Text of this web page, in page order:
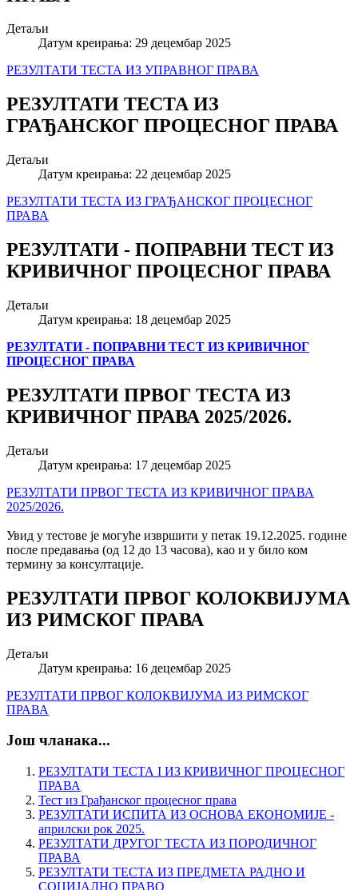
Детаљи
Датум креирања: 29 децембар 2025
РЕЗУЛТАТИ ТЕСТА ИЗ УПРАВНОГ ПРАВА
РЕЗУЛТАТИ ТЕСТА ИЗ
ГРАЂАНСКОГ ПРОЦЕСНОГ ПРАВА
Детаљи
Датум креирања: 22 децембар 2025
РЕЗУЛТАТИ ТЕСТА ИЗ ГРАЂАНСКОГ ПРОЦЕСНОГ
ПРАВА
РЕЗУЛТАТИ - ПОПРАВНИ ТЕСТ ИЗ
КРИВИЧНОГ ПРОЦЕСНОГ ПРАВА
Детаљи
Датум креирања: 18 децембар 2025
РЕЗУЛТАТИ - ПОПРАВНИ ТЕСТ ИЗ КРИВИЧНОГ
ПРОЦЕСНОГ ПРАВА
РЕЗУЛТАТИ ПРВОГ ТЕСТА ИЗ
КРИВИЧНОГ ПРАВА 2025/2026.
Детаљи
Датум креирања: 17 децембар 2025
РЕЗУЛТАТИ ПРВОГ ТЕСТА ИЗ КРИВИЧНОГ ПРАВА
2025/2026.
Увид у тестове је могуће извршити у петак 19.12.2025. године
после предавања (од 12 до 13 часова), као и у било ком
термину за консултације.
РЕЗУЛТАТИ ПРВОГ КОЛОКВИЈУМА
ИЗ РИМСКОГ ПРАВА
Детаљи
Датум креирања: 16 децембар 2025
РЕЗУЛТАТИ ПРВОГ КОЛОКВИЈУМА ИЗ РИМСКОГ
ПРАВА
Још чланака...
РЕЗУЛТАТИ ТЕСТА I ИЗ КРИВИЧНОГ ПРОЦЕСНОГ
ПРАВА
Тест из Грађанског процесног права
РЕЗУЛТАТИ ИСПИТА ИЗ ОСНОВА ЕКОНОМИЈЕ -
априлски рок 2025.
РЕЗУЛТАТИ ДРУГОГ ТЕСТА ИЗ ПОРОДИЧНОГ
ПРАВА
РЕЗУЛТАТИ ТЕСТА ИЗ ПРЕДМЕТА РАДНО И
СОЦИЈАЛНО ПРАВО